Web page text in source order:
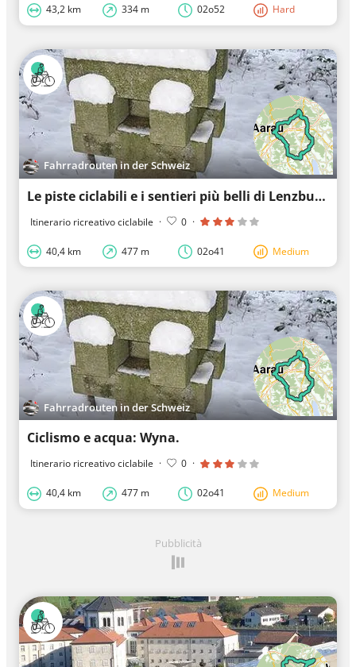
43,2 km 334 m 02o52 Hard
Fahrradrouten in der Schweiz
Le piste ciclabili e i sentieri più belli di Lenzburg
Itinerario ricreativo ciclabile · 0 ·
40,4 km 477 m 02o41 Medium
Fahrradrouten in der Schweiz
Ciclismo e acqua: Wyna.
Itinerario ricreativo ciclabile · 0 ·
40,4 km 477 m 02o41 Medium
Pubblicità